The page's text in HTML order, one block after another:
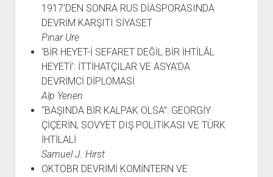
1917’DEN SONRA RUS DİASPORASINDA
DEVRİM KARŞITI SİYASET
Pınar Üre
‘BİR HEYET-İ SEFARET DEĞİL BİR İHTİLÂL
HEYETİ’: İTTİHATÇILAR VE ASYA’DA
DEVRİMCİ DİPLOMASİ
Alp Yenen
“BAŞINDA BİR KALPAK OLSA”: GEORGİY
ÇİÇERİN, SOVYET DIŞ POLİTİKASI VE TÜRK
İHTİLALİ
Samuel J. Hirst
OKTOBR DEVRİMİ KOMİNTERN VE